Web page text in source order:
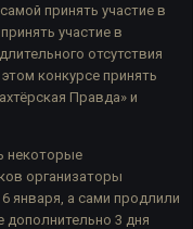
принять участие в
участие в
отсутствия
конкурсе принять
Правда» и
некоторые
организаторы
января, а сами продлили
дополнительно 3 дня